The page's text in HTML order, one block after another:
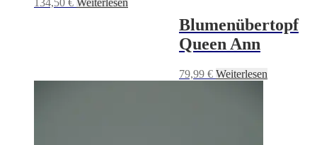
134,50 € Weiterlesen
Blumenübertopf
Queen Ann
79,99 € Weiterlesen